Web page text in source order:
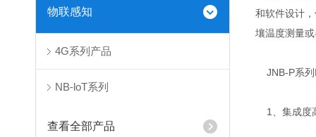
物联感知
4G系列产品
NB-loT系列
查看全部产品
和软件设计
壤温度测量
JNB-P系列
1、集成度